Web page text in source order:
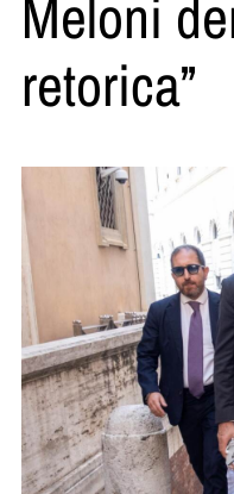
Meloni
retorica”